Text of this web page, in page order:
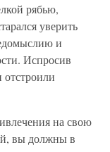
рябью,
уверить
и
Испросив
на свою
вы должны в